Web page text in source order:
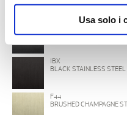
Usa solo i
ACCIAIO SPAZZOLATO
IBX
BLACK STAINLESS STEEL
F44
BRUSHED CHAMPAGNE